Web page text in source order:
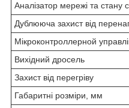
Аналізатор мережі та стану
Дублююча захист від
Мікроконтроллерной
Вихідний дросель
Захист від перегріву
Габаритні розміри, мм